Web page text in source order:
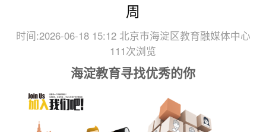
周
时间:2026-06-18 15:12 北京市海淀区教育融媒体中心
111次浏览
海淀教育寻找优秀的你